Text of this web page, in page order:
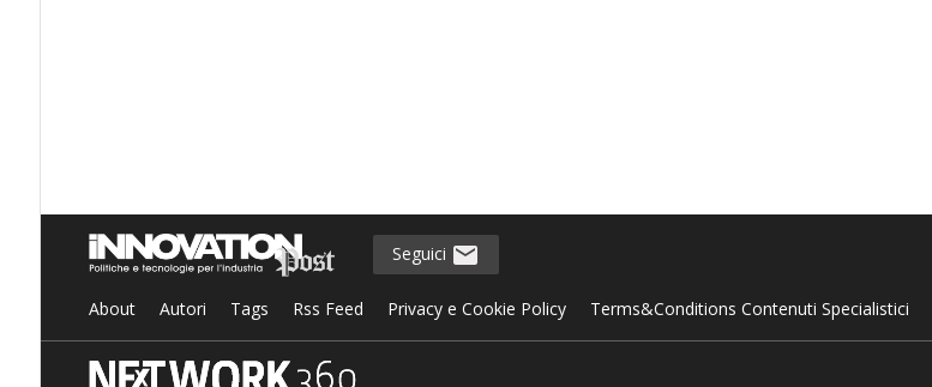
Seguici
About Autori Tags Rss Feed Privacy e Cookie Policy Terms&Conditions Contenuti Specialistici